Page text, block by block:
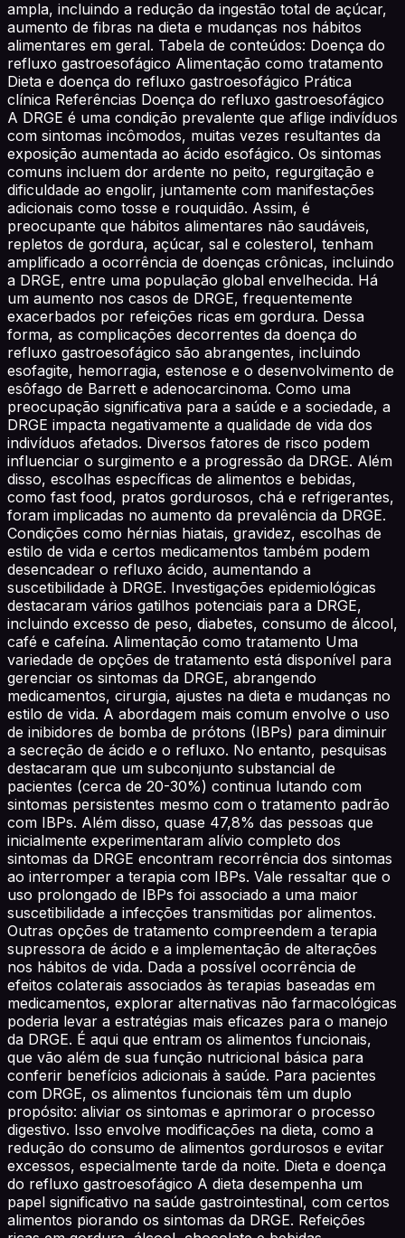
ampla, incluindo a redução da ingestão total de açúcar,
aumento de fibras na dieta e mudanças nos hábitos
alimentares em geral. Tabela de conteúdos: Doença do
refluxo gastroesofágico Alimentação como tratamento
Dieta e doença do refluxo gastroesofágico Prática
clínica Referências Doença do refluxo gastroesofágico
A DRGE é uma condição prevalente que aflige indivíduos
com sintomas incômodos, muitas vezes resultantes da
exposição aumentada ao ácido esofágico. Os sintomas
comuns incluem dor ardente no peito, regurgitação e
dificuldade ao engolir, juntamente com manifestações
adicionais como tosse e rouquidão. Assim, é
preocupante que hábitos alimentares não saudáveis,
repletos de gordura, açúcar, sal e colesterol, tenham
amplificado a ocorrência de doenças crônicas, incluindo
a DRGE, entre uma população global envelhecida. Há
um aumento nos casos de DRGE, frequentemente
exacerbados por refeições ricas em gordura. Dessa
forma, as complicações decorrentes da doença do
refluxo gastroesofágico são abrangentes, incluindo
esofagite, hemorragia, estenose e o desenvolvimento de
esôfago de Barrett e adenocarcinoma. Como uma
preocupação significativa para a saúde e a sociedade, a
DRGE impacta negativamente a qualidade de vida dos
indivíduos afetados. Diversos fatores de risco podem
influenciar o surgimento e a progressão da DRGE. Além
disso, escolhas específicas de alimentos e bebidas,
como fast food, pratos gordurosos, chá e refrigerantes,
foram implicadas no aumento da prevalência da DRGE.
Condições como hérnias hiatais, gravidez, escolhas de
estilo de vida e certos medicamentos também podem
desencadear o refluxo ácido, aumentando a
suscetibilidade à DRGE. Investigações epidemiológicas
destacaram vários gatilhos potenciais para a DRGE,
incluindo excesso de peso, diabetes, consumo de álcool,
café e cafeína. Alimentação como tratamento Uma
variedade de opções de tratamento está disponível para
gerenciar os sintomas da DRGE, abrangendo
medicamentos, cirurgia, ajustes na dieta e mudanças no
estilo de vida. A abordagem mais comum envolve o uso
de inibidores de bomba de prótons (IBPs) para diminuir
a secreção de ácido e o refluxo. No entanto, pesquisas
destacaram que um subconjunto substancial de
pacientes (cerca de 20-30%) continua lutando com
sintomas persistentes mesmo com o tratamento padrão
com IBPs. Além disso, quase 47,8% das pessoas que
inicialmente experimentaram alívio completo dos
sintomas da DRGE encontram recorrência dos sintomas
ao interromper a terapia com IBPs. Vale ressaltar que o
uso prolongado de IBPs foi associado a uma maior
suscetibilidade a infecções transmitidas por alimentos.
Outras opções de tratamento compreendem a terapia
supressora de ácido e a implementação de alterações
nos hábitos de vida. Dada a possível ocorrência de
efeitos colaterais associados às terapias baseadas em
medicamentos, explorar alternativas não farmacológicas
poderia levar a estratégias mais eficazes para o manejo
da DRGE. É aqui que entram os alimentos funcionais,
que vão além de sua função nutricional básica para
conferir benefícios adicionais à saúde. Para pacientes
com DRGE, os alimentos funcionais têm um duplo
propósito: aliviar os sintomas e aprimorar o processo
digestivo. Isso envolve modificações na dieta, como a
redução do consumo de alimentos gordurosos e evitar
excessos, especialmente tarde da noite. Dieta e doença
do refluxo gastroesofágico A dieta desempenha um
papel significativo na saúde gastrointestinal, com certos
alimentos piorando os sintomas da DRGE. Refeições